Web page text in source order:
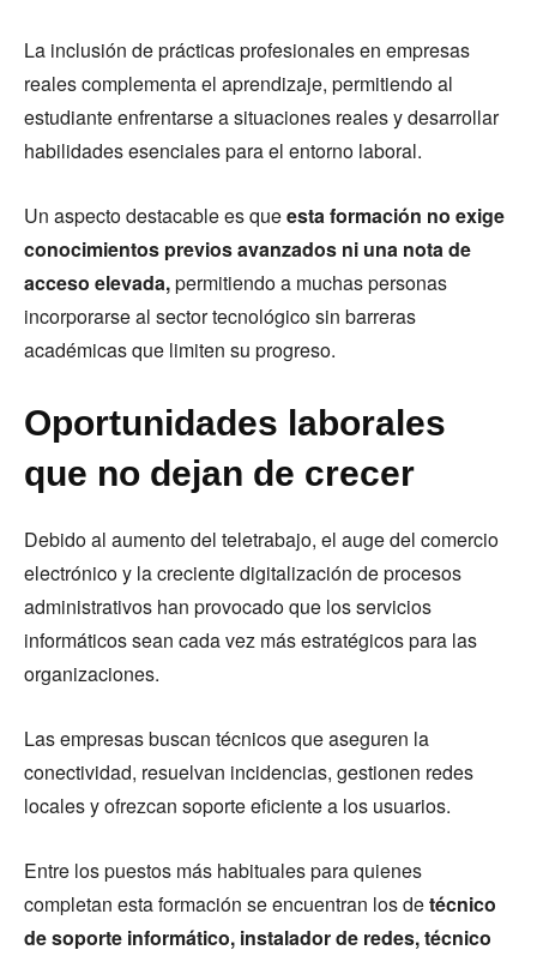
La inclusión de prácticas profesionales en empresas
reales complementa el aprendizaje, permitiendo al
estudiante enfrentarse a situaciones reales y desarrollar
habilidades esenciales para el entorno laboral.
Un aspecto destacable es queesta formación no exige
conocimientos previos avanzados ni una nota de
acceso elevada,permitiendo a muchas personas
incorporarse al sector tecnológico sin barreras
académicas que limiten su progreso.
Oportunidades laborales
que no dejan de crecer
Debido al aumento del teletrabajo, el auge del comercio
electrónico y la creciente digitalización de procesos
administrativos han provocado que los servicios
informáticos sean cada vez más estratégicos para las
organizaciones.
Las empresas buscan técnicos que aseguren la
conectividad, resuelvan incidencias, gestionen redes
locales y ofrezcan soporte eficiente a los usuarios.
Entre los puestos más habituales para quienes
completan esta formación se encuentran los detécnico
de soporte informático, instalador de redes, técnico